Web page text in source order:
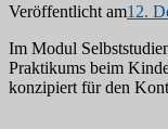
Veröffentlicht am12.
Im Modul
Praktikums beim
konzipiert für den